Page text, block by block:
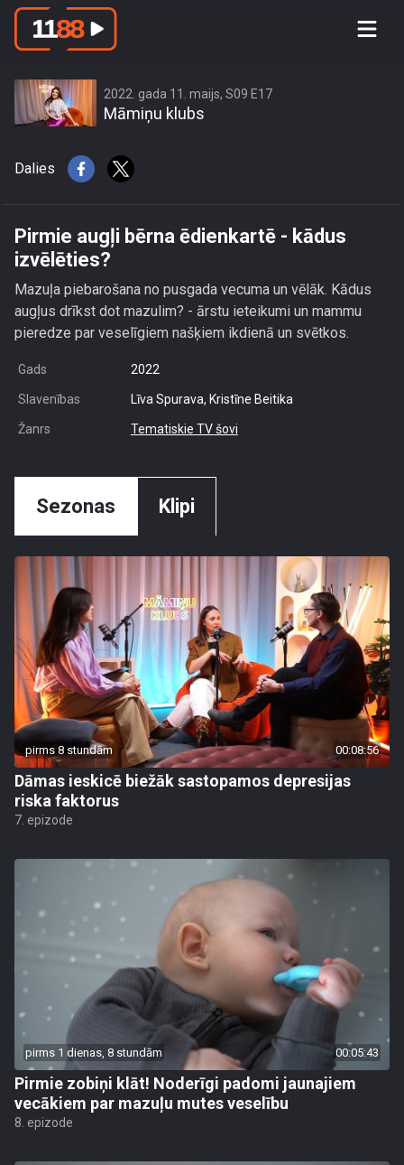
Pirmie augļi bērna ēdienkartē - kādus
2022. gada 11. maijs, S09 E17
Māmiņu klubs
Dalies
Pirmie augļi bērna ēdienkartē - kādus
izvēlēties?
Mazuļa piebarošana no pusgada vecuma un vēlāk. Kādus
augļus drīkst dot mazulim? - ārstu ieteikumi un mammu
pieredze par veselīgiem našķiem ikdienā un svētkos.
Gads 2022
Slavenības Līva Spurava, Kristīne Beitika
Žanrs Tematiskie TV šovi
Sezonas Klipi
pirms 8 stundām 00:08:56
Dāmas ieskicē biežāk sastopamos depresijas
riska faktorus
7. epizode
pirms 1 dienas, 8 stundām 00:05:43
Pirmie zobiņi klāt! Noderīgi padomi jaunajiem
vecākiem par mazuļu mutes veselību
8. epizode